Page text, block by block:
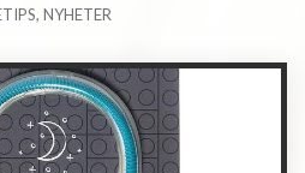
, NYHETER